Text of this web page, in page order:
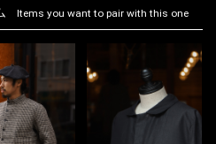
Items you want to pair with this one